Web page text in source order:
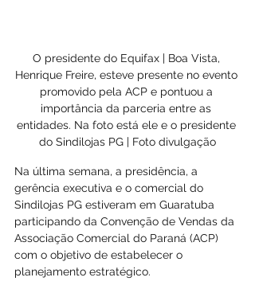
O presidente do Equifax | Boa Vista,
Henrique Freire, esteve presente no evento
promovido pela ACP e pontuou a
importância da parceria entre as
entidades. Na foto está ele e o presidente
do Sindilojas PG | Foto divulgação
Na última semana, a presidência, a
gerência executiva e o comercial do
Sindilojas PG estiveram em Guaratuba
participando da Convenção de Vendas da
Associação Comercial do Paraná (ACP)
com o objetivo de estabelecer o
planejamento estratégico.